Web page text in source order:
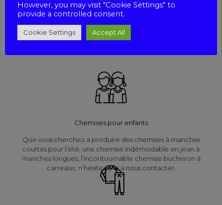
Nous réalisons des chemisiers dans des formes classiques ou
Voile de coton, la Viscose, le Polyester, le Lin Imprimé et le
Coton Imprimé.
Chemises pour enfants
Que vous cherchez a produire des chemises à manches
courtes pour l’été, une chemise indémodable en jean à
manches longues, l’incontournable chemise bucheron à
carreaux, n’hésitez pas à nous contacter.
However, you may visit "Cookie Settings" to
provide a controlled consent.
Cookie Settings Accept All